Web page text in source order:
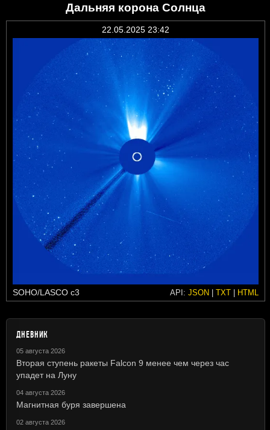
Дальняя корона Солнца
22.05.2025 23:42
SOHO/LASCO c3 API: JSON | TXT | HTML
ДНЕВНИК
05 августа 2026
Вторая ступень ракеты Falcon 9 менее чем через час
упадет на Луну
04 августа 2026
Магнитная буря завершена
02 августа 2026